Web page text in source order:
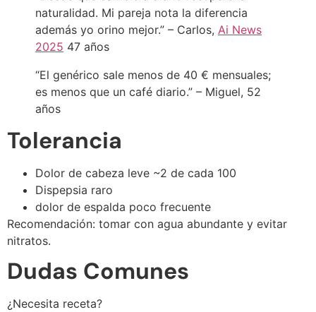
naturalidad. Mi pareja nota la diferencia
además yo orino mejor.” – Carlos, Ai News
2025 47 años
“El genérico sale menos de 40 € mensuales;
es menos que un café diario.” – Miguel, 52
años
Tolerancia
Dolor de cabeza leve ~2 de cada 100
Dispepsia raro
dolor de espalda poco frecuente
Recomendación: tomar con agua abundante y evitar
nitratos.
Dudas Comunes
¿Necesita receta?